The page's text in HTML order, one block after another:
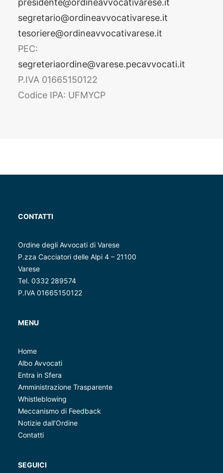
presidente@ordineavvocativarese.it
segretario@ordineavvocativarese.it
tesoriere@ordineavvocativarese.it
PEC:
segreteriaordine@varese.pecavvocati.it
P.IVA 01665150122
Codice IPA: UFMYCP
CONTATTI
Ordine degli Avvocati di Varese
P.zza Cacciatori delle Alpi 4 – 21100
Varese
Tel. 0332 289574
P.IVA 01665150122
MENU
Home
Albo Avvocati
Entra in Sfera
Amministrazione Trasparente
Whistleblowing
Meccanismo di Feedback
Notizie dall’Ordine
Contatti
SEGUICI